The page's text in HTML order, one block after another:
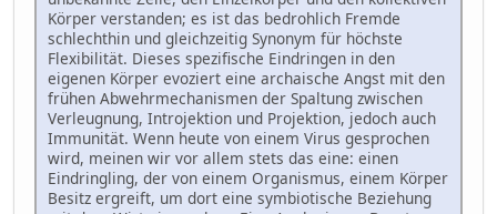
Körper verstanden; es ist das bedrohlich Fremde
schlechthin und gleichzeitig Synonym für höchste
Flexibilität. Dieses spezifische Eindringen in den
eigenen Körper evoziert eine archaische Angst mit den
frühen Abwehrmechanismen der Spaltung zwischen
Verleugnung, Introjektion und Projektion, jedoch auch
Immunität. Wenn heute von einem Virus gesprochen
wird, meinen wir vor allem stets das eine: einen
Eindringling, der von einem Organismus, einem Körper
Besitz ergreift, um dort eine symbiotische Beziehung